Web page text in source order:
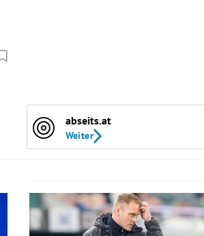
abseits.at
Weiter